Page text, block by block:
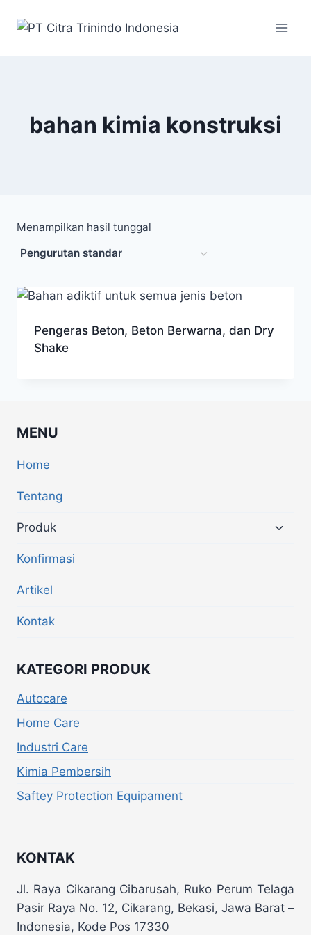
bahan kimia konstruksi
Menampilkan hasil tunggal
Pengeras Beton, Beton Berwarna, dan Dry
Shake
MENU
Home
Tentang
Produk
Konfirmasi
Artikel
Kontak
KATEGORI PRODUK
Autocare
Home Care
Industri Care
Kimia Pembersih
Saftey Protection Equipament
KONTAK
Jl. Raya Cikarang Cibarusah, Ruko Perum Telaga
Pasir Raya No. 12, Cikarang, Bekasi, Jawa Barat –
Indonesia, Kode Pos 17330